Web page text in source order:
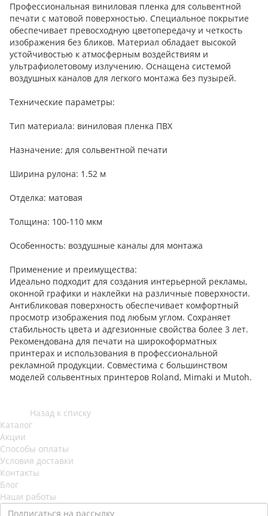
Профессиональная виниловая пленка для сольвентной
печати с матовой поверхностью. Специальное покрытие
обеспечивает превосходную цветопередачу и четкость
изображения без бликов. Материал обладает высокой
устойчивостью к атмосферным воздействиям и
ультрафиолетовому излучению. Оснащена системой
воздушных каналов для легкого монтажа без пузырей.
Технические параметры:
Тип материала: виниловая пленка ПВХ
Назначение: для сольвентной печати
Ширина рулона: 1.52 м
Отделка: матовая
Толщина: 100-110 мкм
Особенность: воздушные каналы для монтажа
Применение и преимущества:
Идеально подходит для создания интерьерной рекламы,
оконной графики и наклейки на различные поверхности.
Антибликовая поверхность обеспечивает комфортный
просмотр изображения под любым углом. Сохраняет
стабильность цвета и адгезионные свойства более 3 лет.
Рекомендована для печати на широкоформатных
принтерах и использования в профессиональной
рекламной продукции. Совместима с большинством
моделей сольвентных принтеров Roland, Mimaki и Mutoh.
Назад к списку
Каталог
Акции
Способы оплаты
Условия доставки
Контакты
Блог
Наши работы